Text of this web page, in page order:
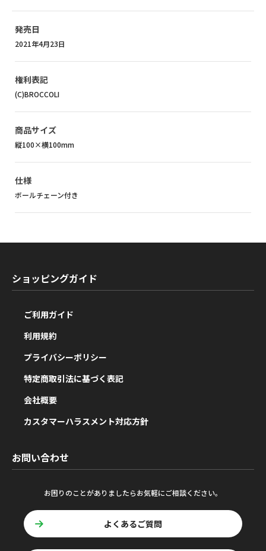
発売日
2021年4月23日
権利表記
(C)BROCCOLI
商品サイズ
縦100×横100mm
仕様
ボールチェーン付き
ショッピングガイド
ご利用ガイド
利用規約
プライバシーポリシー
特定商取引法に基づく表記
会社概要
カスタマーハラスメント対応方針
お問い合わせ
お困りのことがありましたらお気軽にご相談ください。
よくあるご質問